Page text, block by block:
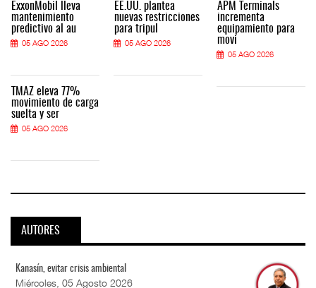
ExxonMobil lleva
mantenimiento
predictivo al au
05 AGO 2026
TMAZ eleva 77%
movimiento de carga
suelta y ser
05 AGO 2026
EE.UU. plantea
nuevas restricciones
para tripul
05 AGO 2026
APM Terminals
incrementa
equipamiento para
movi
05 AGO 2026
AUTORES
Kanasín, evitar crisis ambiental
Miércoles, 05 Agosto 2026